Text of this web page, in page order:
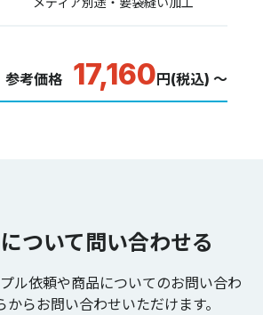
参考価格 17,160 円(税込) ～
ついて問い合わせる
ル依頼や商品についてのお問い合わ
からお問い合わせいただけます。